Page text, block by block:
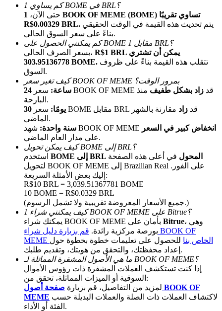
الإحالة
قم بدعوة صديق لتحصل على مكافآت نقدية
BTC Welcome Rewards
BTC Welcome Rewards
Deposit & Trade BTC to Share 25000 USDT prize pool!
Deposit CASHCAT & Win
Share 500000 CASHCAT prize pool
كم يساوي 1 BOME في BRL؟
حتى الآن، 1 BOOK OF MEME (BOME) تساوي تقريبًا
R$0.00329 BRL.
بناءً على سعر السوق الحالي.
كم يمكنني الحصول على BOME مقابل 1 BRL؟
بسعر الصرف الحالي، R$1 BRL يمكن أن تشتري
303.95136778 BOME.
السوق.
كيف تغير سعر BOOK OF MEME بمرور الوقت؟
24 ساعة:
سعر BOOK OF MEME قد زاد بشكل طفيف منذ
البارحة.
30 يومًا:
سعر BOME مقابل BRL قد زاد مقارنة بالشهر
الماضي.
سنة واحدة: شهد BOOK OF MEME انخفاض كبير في السعر
على مدار العام الماضي.
كيف يمكن تحويل BOME إلى BRL؟
BOME إلى BRL المحول في أعلى هذه الصفحة
لتحويل BOOK OF MEME إلى Brazilian Real على الفور.
إليك بعض الأمثلة السريعة:
R$10 BRL = 3,039.51367781 BOME
10 BOME = R$0.0329 BRL
(جميع الأسعار المعروضة تقريبية ولا تشمل الرسوم.)
كيف يمكنني شراء 1 BOOK OF MEME على Bitrue؟
Bitrue، وهي
بورصة مركزية رائدة. قم بزيارة دليل شراء BOOK OF
MEME الخاص بنا للحصول على تعليمات خطوة بخطوة حول
إعداد محفظتك، والتحقق من هويتك، وتقديم طلبك.
ما هي الأصول المشفرة المماثلة لـ BOOK OF MEME؟
إذا كنت تستكشف العملات المشفرة ذات رؤوس الأموال
السوقية أو الميزات المماثلة، تحقق من:
لمزيد من التفاصيل، قم بزيارة صفحة أصول BOOK OF
MEME
الفئة أو الأداء.